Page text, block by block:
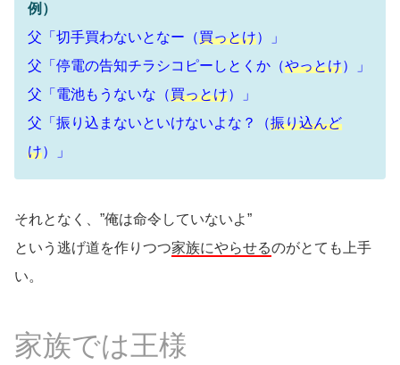
例）
父「切手買わないとなー（買っとけ）」
父「停電の告知チラシコピーしとくか（やっとけ）」
父「電池もうないな（買っとけ）」
父「振り込まないといけないよな？（振り込んど
け）」
それとなく、”俺は命令していないよ”
という逃げ道を作りつつ家族にやらせるのがとても上手
い。
家族では王様